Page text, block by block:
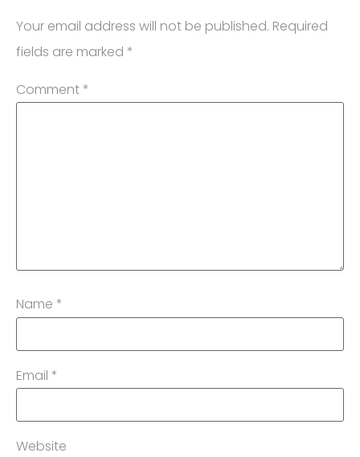
Your email address will not be published. Required
fields are marked *
Comment *
Name *
Email *
Website